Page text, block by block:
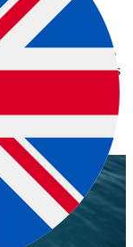
til Veileder om
må du evaluere
.I veilederen omtales